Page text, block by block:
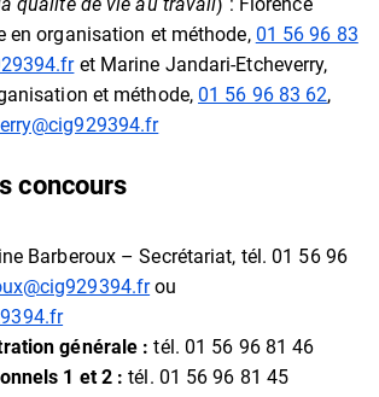
en organisation et méthode, 01 56 96 83
et Marine Jandari-Etcheverry,
et méthode,01 56 96 83 62,
concours
Barberoux – Secrétariat, tél. 01 56 96
ou
générale : tél. 01 56 96 81 46
1 et 2 : tél. 01 56 96 81 45